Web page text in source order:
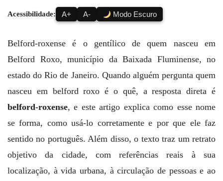
Acessibilidade: A+ A- Modo Escuro
Belford-roxense é o gentílico de quem nasceu em
Belford Roxo, município da Baixada Fluminense, no
estado do Rio de Janeiro. Quando alguém pergunta quem
nasceu em belford roxo é o quê, a resposta direta é
belford-roxense, e este artigo explica como esse nome
se forma, como usá-lo corretamente e por que ele faz
sentido no português. Além disso, o texto traz um retrato
objetivo da cidade, com referências reais à sua
localização, à vida urbana, à circulação de pessoas e ao